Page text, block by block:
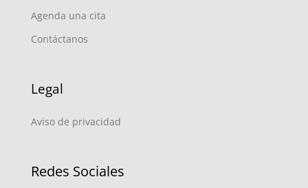
Agenda una cita
Contáctanos
Legal
Aviso de privacidad
Redes Sociales